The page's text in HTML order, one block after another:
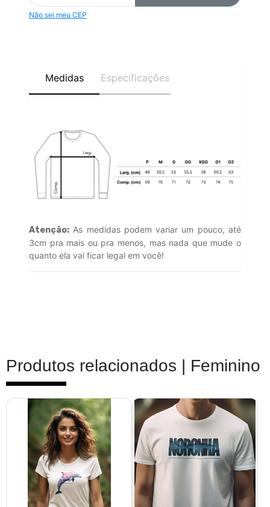
Não sei meu CEP
Medidas Especificações
Atenção: As medidas podem variar um pouco, até
3cm pra mais ou pra menos, mas nada que mude o
quanto ela vai ficar legal em você!
Produtos relacionados | Feminino